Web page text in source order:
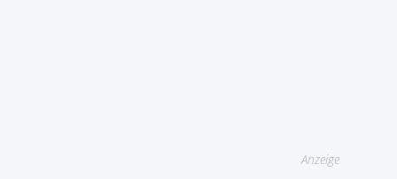
Anzeige